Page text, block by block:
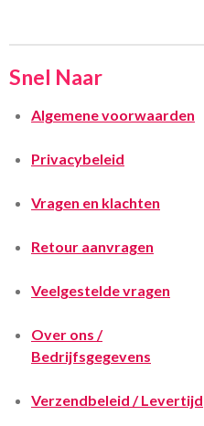
Snel Naar
Algemene voorwaarden
Privacybeleid
Vragen en klachten
Retour aanvragen
Veelgestelde vragen
Over ons /
Bedrijfsgegevens
Verzendbeleid / Levertijd